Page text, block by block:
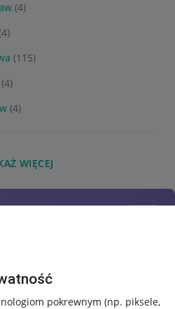
pokrewnym (np. piksele,
(4)
(115)
(4)
(4)
WIĘCEJ